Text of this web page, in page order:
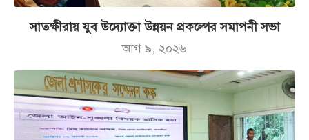
সাতক্ষীরায় যুব উদ্যোক্তা উন্নয়ন প্রকল্পের সমাপনী সভা
আগ ৯, ২০২৬